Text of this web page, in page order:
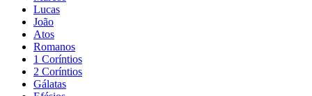
Lucas
João
Atos
Romanos
1 Coríntios
2 Coríntios
Gálatas